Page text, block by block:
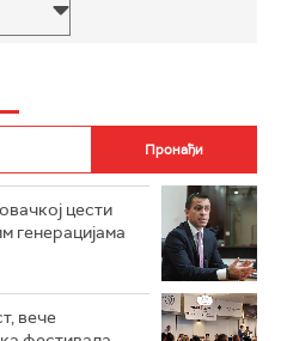
цести
генерацијама
вече